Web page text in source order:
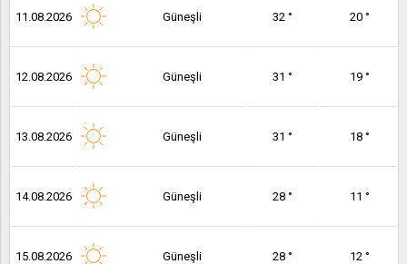
11.08.2026 Güneşli 32 ° 20 °
12.08.2026 Güneşli 31 ° 19 °
13.08.2026 Güneşli 31 ° 18 °
14.08.2026 Güneşli 28 ° 11 °
15.08.2026 Güneşli 28 ° 12 °